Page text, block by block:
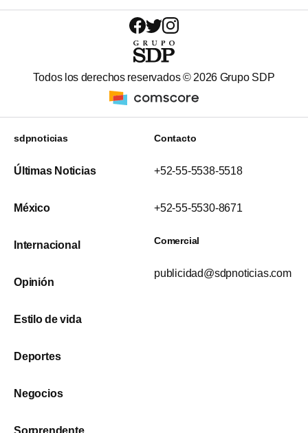
Todos los derechos reservados ©2026 Grupo SDP
sdpnoticias
Últimas Noticias
México
Internacional
Opinión
Estilo de vida
Deportes
Negocios
Contacto
+52-55-5538-5518
+52-55-5530-8671
Comercial
publicidad@sdpnoticias.com